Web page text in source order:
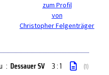
zum Profil
von
Christopher Felgenträger
: Dessauer SV 3 : 1 (1)